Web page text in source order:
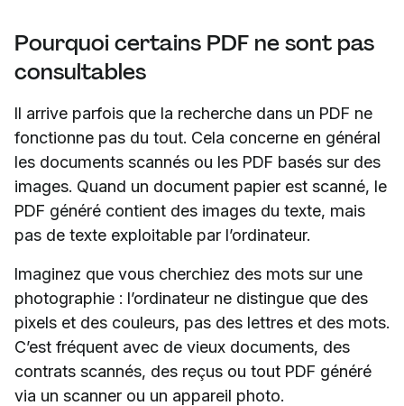
Pourquoi certains PDF ne sont pas
consultables
Il arrive parfois que la recherche dans un PDF ne
fonctionne pas du tout. Cela concerne en général
les documents scannés ou les PDF basés sur des
images. Quand un document papier est scanné, le
PDF généré contient des images du texte, mais
pas de texte exploitable par l’ordinateur.
Imaginez que vous cherchiez des mots sur une
photographie : l’ordinateur ne distingue que des
pixels et des couleurs, pas des lettres et des mots.
C’est fréquent avec de vieux documents, des
contrats scannés, des reçus ou tout PDF généré
via un scanner ou un appareil photo.